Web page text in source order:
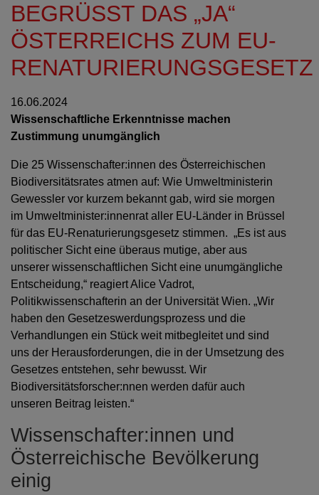
BEGRÜSST DAS „JA“ Ö
STERREICHS ZUM EU-R
ENATURIERUNGSGESETZ
16.06.2024
Wissenschaftliche Erkenntnisse machen
Zustimmung unumgänglich
Die 25 Wissenschafter:innen des Österreichischen
Biodiversitätsrates atmen auf: Wie Umweltministerin
Gewessler vor kurzem bekannt gab, wird sie morgen
im Umweltminister:innenrat aller EU-Länder in Brüssel
für das EU-Renaturierungsgesetz stimmen. „Es ist aus
politischer Sicht eine überaus mutige, aber aus
unserer wissenschaftlichen Sicht eine unumgängliche
Entscheidung,“ reagiert Alice Vadrot,
Politikwissenschafterin an der Universität Wien. „Wir
haben den Gesetzeswerdungsprozess und die
Verhandlungen ein Stück weit mitbegleitet und sind
uns der Herausforderungen, die in der Umsetzung des
Gesetzes entstehen, sehr bewusst. Wir
Biodiversitätsforscher:nnen werden dafür auch
unseren Beitrag leisten.“
Wissenschafter:innen und
Österreichische Bevölkerung
einig